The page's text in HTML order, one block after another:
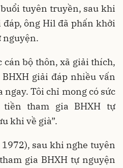
tuyên truyền, sau khi
đáp, ông Hil đã phấn khởi
nguyện.
cán bộ thôn, xã giải thích,
giải đáp nhiều vấn
ngay. Tôi chỉ mong có sức
tham gia BHXH tự
khi về già”.
sau khi nghe tuyên
gia BHXH tự nguyện